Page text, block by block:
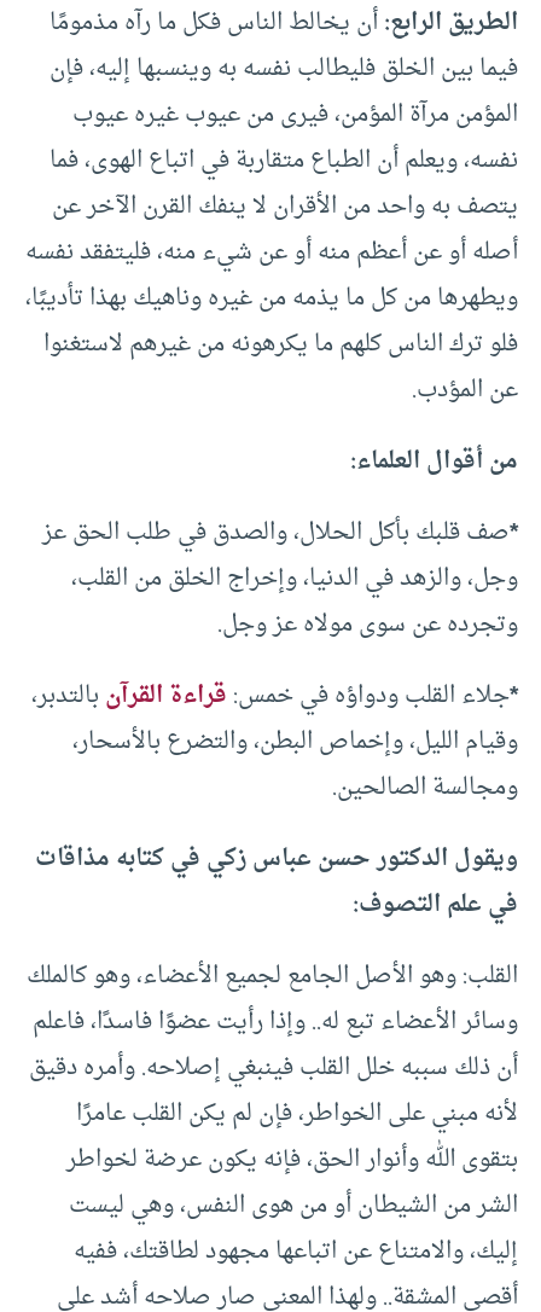
الطريق الرابع:أن يخالط الناس فكل ما رآه مذمومًا
فيما بين الخلق فليطالب نفسه به وينسبها إليه، فإن
المؤمن مرآة المؤمن، فيرى من عيوب غيره عيوب
نفسه، ويعلم أن الطباع متقاربة في اتباع الهوى، فما
يتصف به واحد من الأقران لا ينفك القرن الآخر عن
أصله أو عن أعظم منه أو عن شيء منه، فليتفقد نفسه
ويطهرها من كل ما يذمه من غيره وناهيك بهذا تأديبًا،
فلو ترك الناس كلهم ما يكرهونه من غيرهم لاستغنوا
عن المؤدب.
من أقوال العلماء:
*صف قلبك بأكل الحلال، والصدق في طلب الحق عز
وجل، والزهد في الدنيا، وإخراج الخلق من القلب،
وتجرده عن سوى مولاه عز وجل.
*جلاء القلب ودواؤه في خمس:قراءة القرآنبالتدبر،
وقيام الليل، وإخماص البطن، والتضرع بالأسحار،
ومجالسة الصالحين.
ويقول الدكتور حسن عباس زكي في كتابه مذاقات
في علم التصوف:
القلب: وهو الأصل الجامع لجميع الأعضاء، وهو كالملك
وسائر الأعضاء تبع له.. وإذا رأيت عضوًا فاسدًا، فاعلم
أن ذلك سببه خلل القلب فينبغي إصلاحه. وأمره دقيق
لأنه مبني على الخواطر، فإن لم يكن القلب عامرًا
بتقوى الله وأنوار الحق، فإنه يكون عرضة لخواطر
الشر من الشيطان أو من هوى النفس، وهي ليست
إليك، والامتناع عن اتباعها مجهود لطاقتك، ففيه
أقصى المشقة.. ولهذا المعنى صار صلاحه أشد على